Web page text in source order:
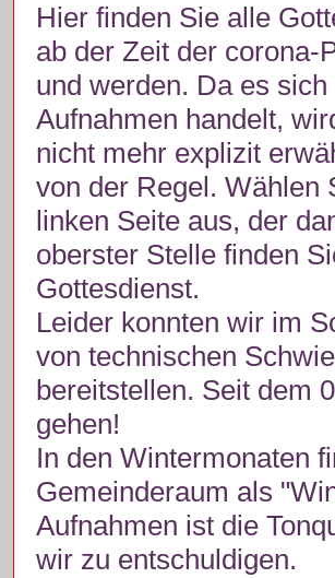
Hier finden Sie alle
ab der Zeit der corona-
und werden. Da es
Aufnahmen handelt,
nicht mehr explizit
von der Regel. Wählen
linken Seite aus, der
oberster Stelle finden
Gottesdienst.
Leider konnten wir im
von technischen
bereitstellen. Seit dem
gehen!
In den Wintermonaten
Gemeinderaum als
Aufnahmen ist die
wir zu entschuldigen.